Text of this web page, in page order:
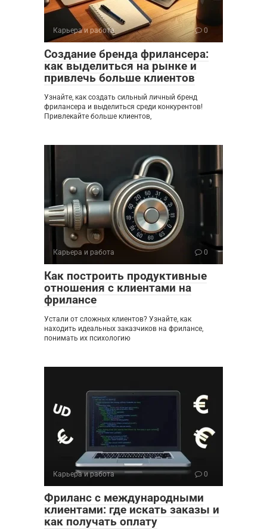
Карьера и работа 0
Создание бренда фрилансера:
как выделиться на рынке и
привлечь больше клиентов
Узнайте, как создать сильный личный бренд
фрилансера и выделиться среди конкурентов!
Привлекайте больше клиентов,
Карьера и работа 0
Как построить продуктивные
отношения с клиентами на
фрилансе
Устали от сложных клиентов? Узнайте, как
находить идеальных заказчиков на фрилансе,
понимать их психологию
Карьера и работа 0
Фриланс с международными
клиентами: где искать заказы и
как получать оплату